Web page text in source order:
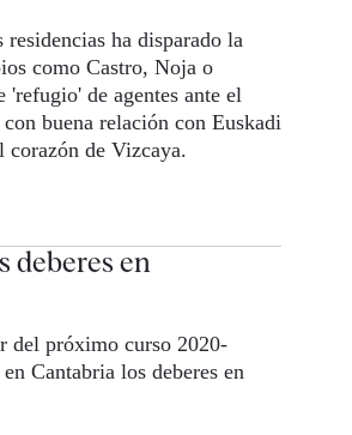
residencias ha disparado la
como Castro, Noja o
de agentes ante el
buena relación con Euskadi
corazón de Vizcaya.
deberes en
del próximo curso 2020-
Cantabria los deberes en